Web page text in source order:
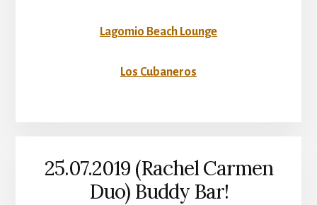
Lagomio Beach Lounge
Los Cubaneros
25.07.2019 (Rachel Carmen
Duo) Buddy Bar!